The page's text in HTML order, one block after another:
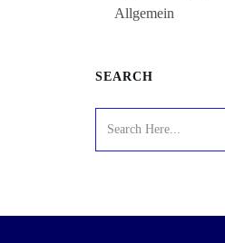
Allgemein
SEARCH